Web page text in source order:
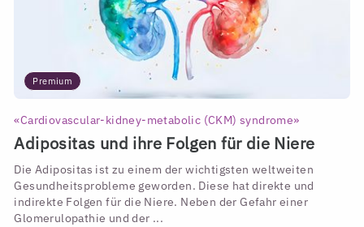
Premium
«Cardiovascular-kidney-metabolic (CKM) syndrome»
Adipositas und ihre Folgen für die Niere
Die Adipositas ist zu einem der wichtigsten weltweiten
Gesundheitsprobleme geworden. Diese hat direkte und
indirekte Folgen für die Niere. Neben der Gefahr einer
Glomerulopathie und der ...